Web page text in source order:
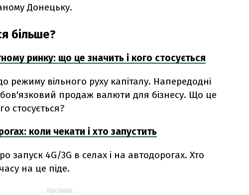
Донецьку.
більше?
ринку: що це значить і кого стосується
режиму вільного руху капіталу. Напередодні
продаж валюти для бізнесу. Що це
стосується?
коли чекати і хто запустить
запуск 4G/3G в селах і на автодорогах. Хто
на це піде.
РЕКЛАМА: